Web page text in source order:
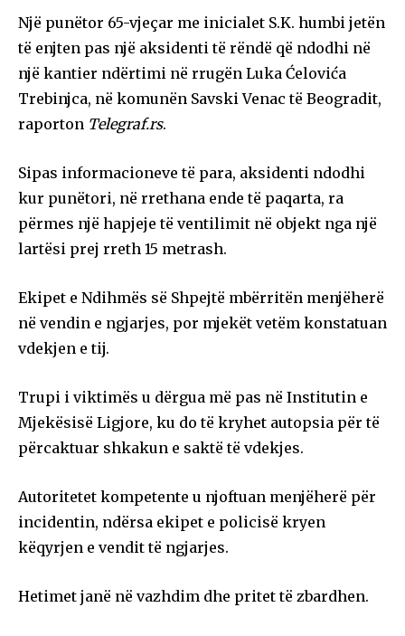
Një punëtor 65-vjeçar me inicialet S.K. humbi jetën
të enjten pas një aksidenti të rëndë që ndodhi në
një kantier ndërtimi në rrugën Luka Ćelovića
Trebinjca, në komunën Savski Venac të Beogradit,
raporton Telegraf.rs.
Sipas informacioneve të para, aksidenti ndodhi
kur punëtori, në rrethana ende të paqarta, ra
përmes një hapjeje të ventilimit në objekt nga një
lartësi prej rreth 15 metrash.
Ekipet e Ndihmës së Shpejtë mbërritën menjëherë
në vendin e ngjarjes, por mjekët vetëm konstatuan
vdekjen e tij.
Trupi i viktimës u dërgua më pas në Institutin e
Mjekësisë Ligjore, ku do të kryhet autopsia për të
përcaktuar shkakun e saktë të vdekjes.
Autoritetet kompetente u njoftuan menjëherë për
incidentin, ndërsa ekipet e policisë kryen
këqyrjen e vendit të ngjarjes.
Hetimet janë në vazhdim dhe pritet të zbardhen.